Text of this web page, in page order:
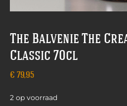
The Balvenie The
Classic 70cl
€ 79,95
2 op voorraad